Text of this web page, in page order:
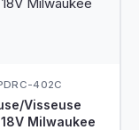
402C
Visseuse
Milwaukee